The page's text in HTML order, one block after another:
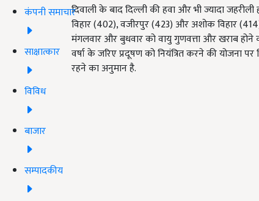
कंपनी समाचार
साक्षात्कार
विविध
बाजार
सम्पादकीय
दिवाली के बाद दिल्ली की हवा और भी ज्यादा
विहार (402), वजीरपुर (423) और अशोक विहार
मंगलवार और बुधवार को वायु गुणवत्ता और खराब
वर्षा के जरिए प्रदूषण को नियंत्रित करने की योजना
रहने का अनुमान है.